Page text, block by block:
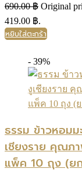
690.00฿ Original
419.00 ฿.
หยิบใส่ตะกร้า
- 39%
ธรรม ข้าวหอมม
เชียงราย คุณภ
แพ็ค 10 ถุง (ย